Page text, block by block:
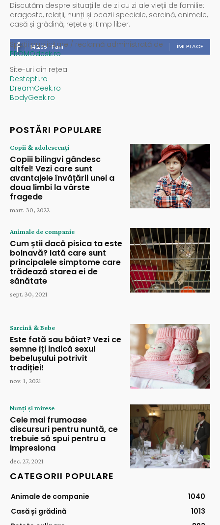
Discutăm despre situațiile de zi cu zi ale vieții de familie:
dragoste, relații, nunți și ocazii speciale, sarcină, animale,
casă și grădină, rețete și timp liber.
14,235 Fani ÎMI PLACE
Spații publicitare / reclamă administrată de
PROMOdesk.ro
Site-uri din rețea:
Destepti.ro
DreamGeek.ro
BodyGeek.ro
POSTĂRI POPULARE
Copii & adolescenți
Copiii bilingvi gândesc
altfel! Vezi care sunt
avantajele învățării unei a
doua limbi la vârste
fragede
mart. 30, 2022
Animale de companie
Cum știi dacă pisica ta este
bolnavă? Iată care sunt
principalele simptome care
trădează starea ei de
sănătate
sept. 30, 2021
Sarcină & Bebe
Este fată sau băiat? Vezi ce
semne îți indică sexul
bebelușului potrivit
tradiției!
nov. 1, 2021
Nunți și mirese
Cele mai frumoase
discursuri pentru nuntă, ce
trebuie să spui pentru a
impresiona
dec. 27, 2021
CATEGORII POPULARE
Animale de companie
1040
Casă și grădină
1013